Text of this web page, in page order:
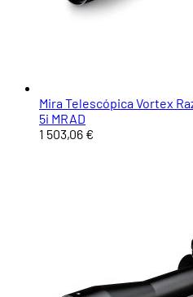
Mira Telescópica Vortex
5i MRAD
1 503,06 €